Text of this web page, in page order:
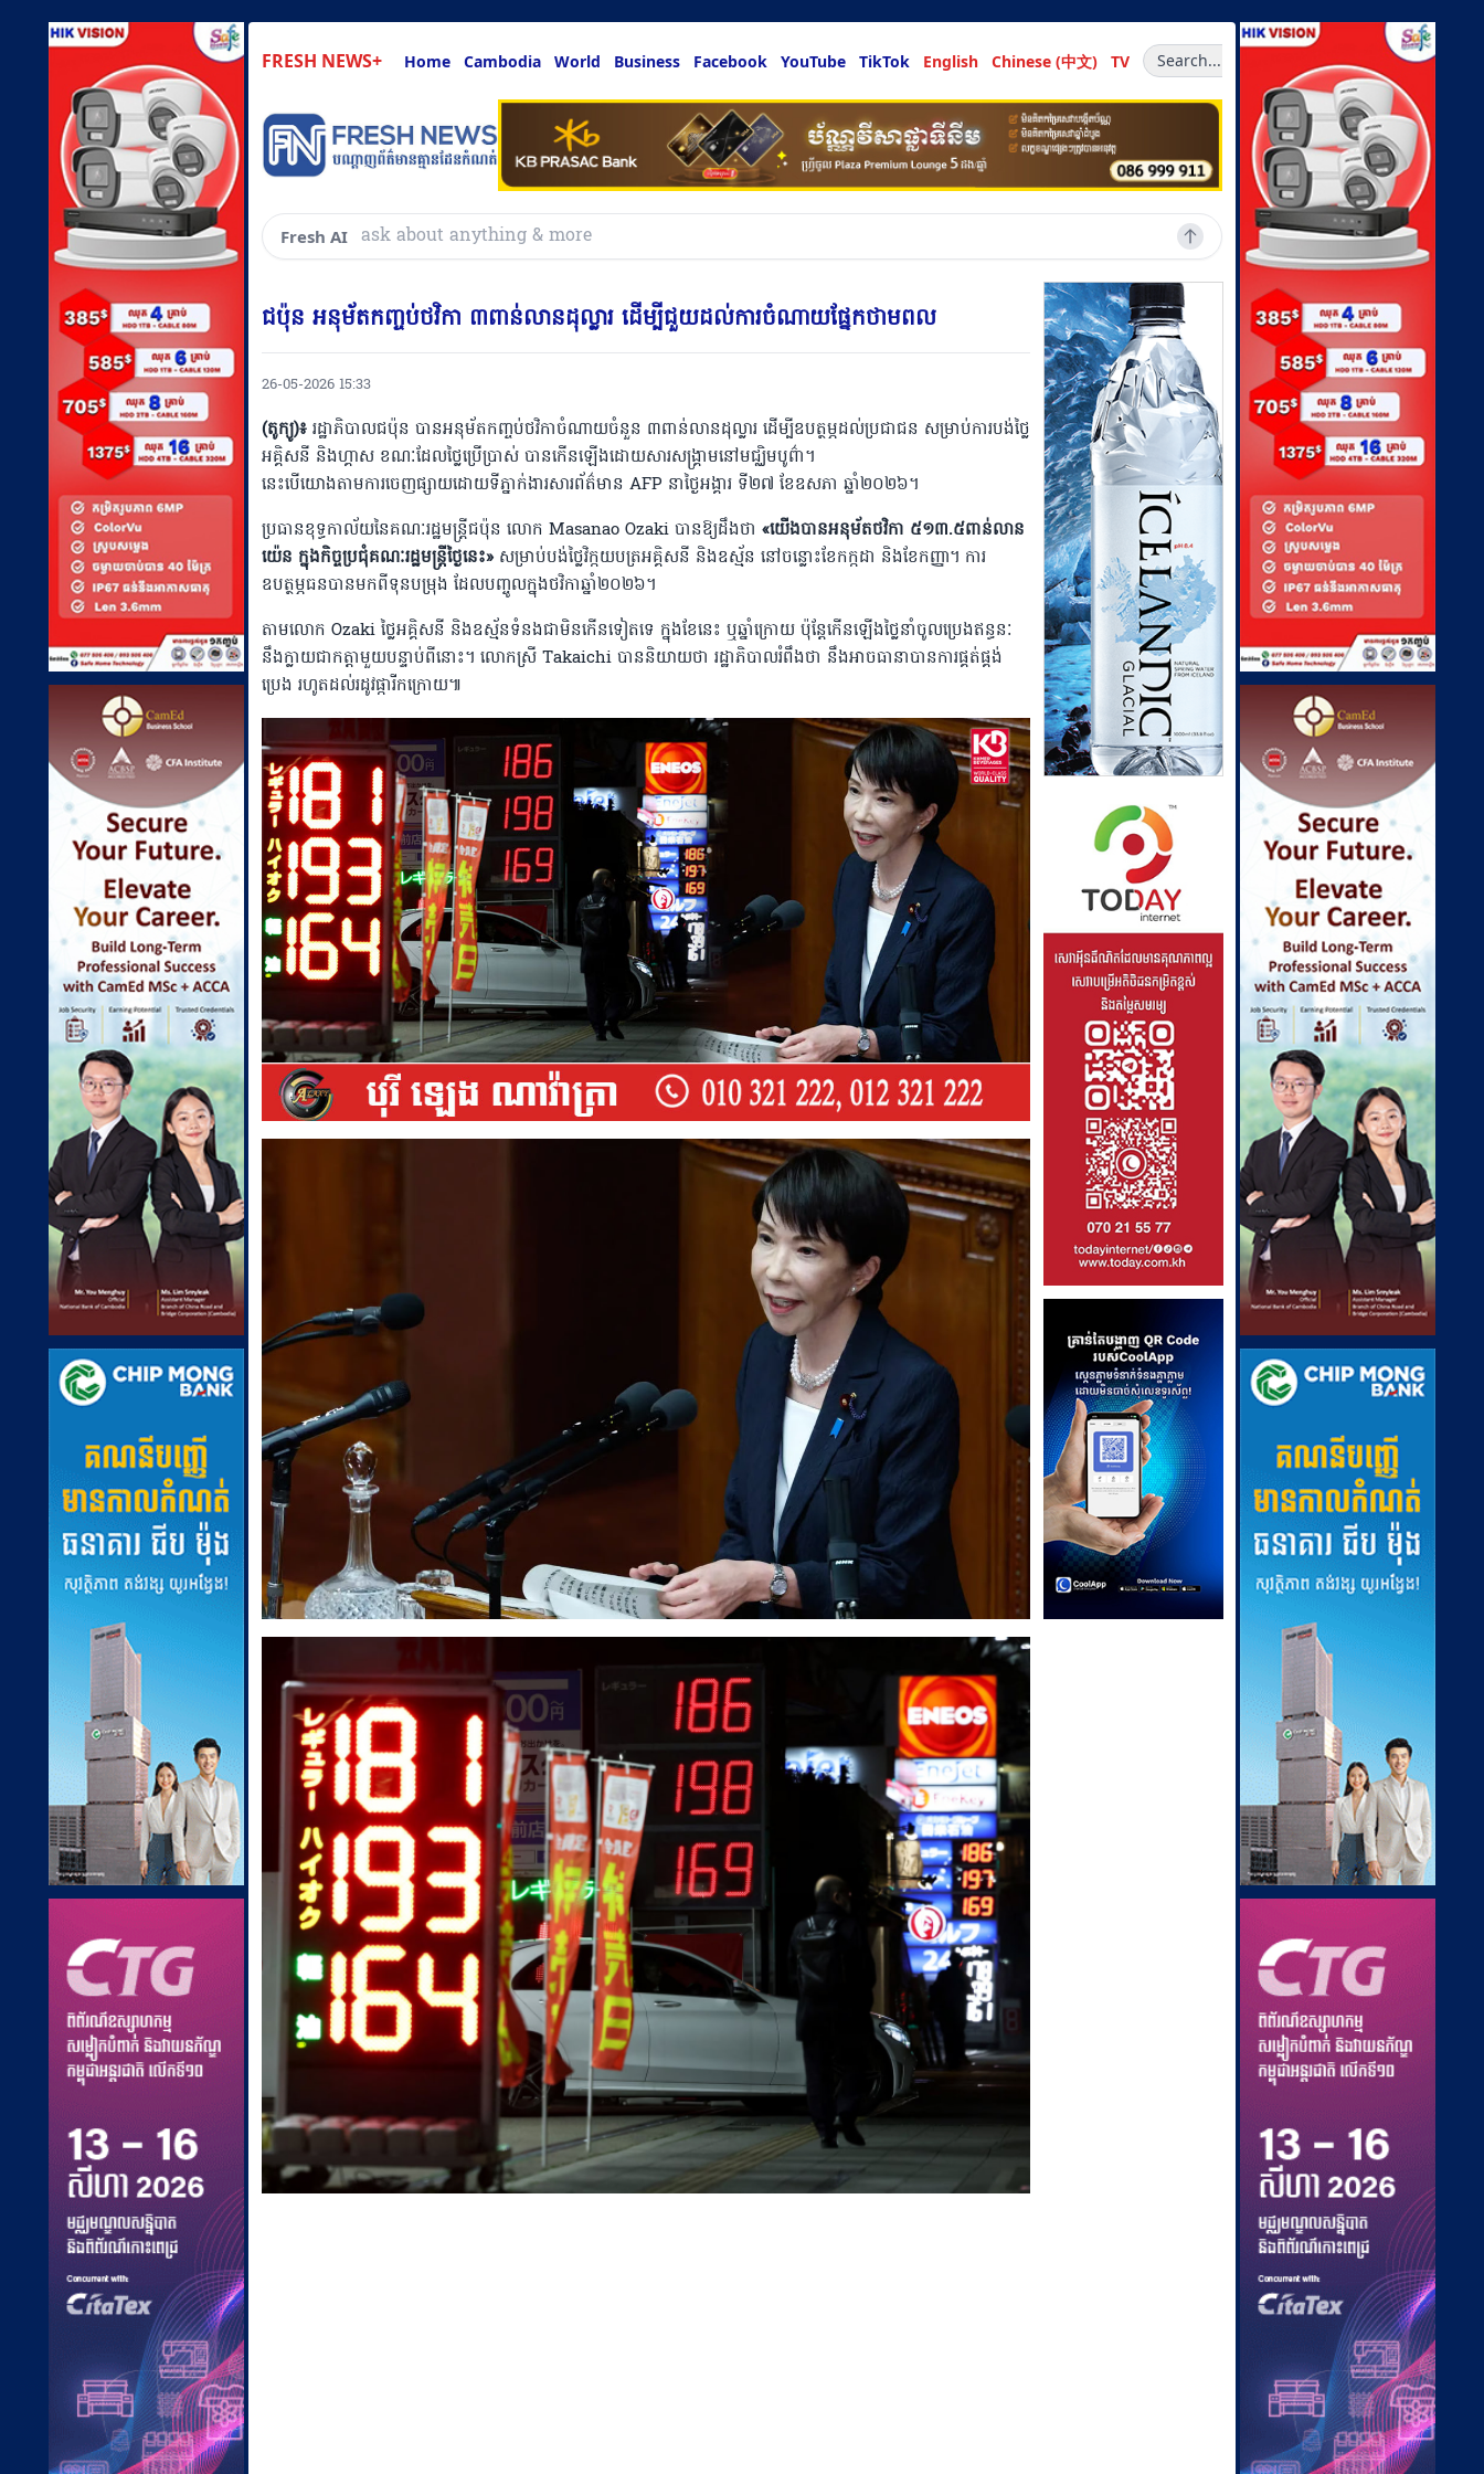
FRESH NEWS+ Home Cambodia World Business Facebook YouTube TikTok English Chinese (中文) TV Search...
Fresh AI ask about anything & more
ជប៉ុន អ​នុម័តកញ្ចប់ថវិកា ៣ពាន់លានដុល្លារ ដើម្បីជួយដល់ការចំណាយផ្នែកថាមពល
26-05-2026 15:33
(តូក្យូ)៖រដ្ឋាភិបាលជប៉ុន បានអនុម័តកញ្ចប់ថវិកាចំណាយចំនួន ៣ពាន់លានដុល្លារ ដើម្បីឧបត្ថម្ភដល់ប្រជាជន សម្រាប់ការបង់ថ្លៃ
អគ្គិសនី និងហ្គាស ខណៈដែលថ្លៃប្រើប្រាស់ បានកើនឡើងដោយសារសង្គ្រាមនៅមជ្ឈិមបូព៌ា។
នេះបើយោងតាមការចេញផ្សាយដោយទីភ្នាក់ងារសារព័ត៌មាន AFP នាថ្ងៃអង្គារ ទី២៧ ខែឧសភា ឆ្នាំ២០២៦។
ប្រធានខុទ្ធកាល័យនៃគណៈរដ្ឋមន្រ្តីជប៉ុន លោក Masanao Ozaki បានឱ្យដឹងថា «យើងបានអនុម័តថវិកា ៥១៣.៥ពាន់លាន
យ៉េន ក្នុងកិច្ចប្រជុំគណៈរដ្ឋមន្ត្រីថ្ងៃនេះ» សម្រាប់បង់ថ្លៃវិក្កយបត្រអគ្គិសនី និងឧស្ម័ន នៅចន្លោះខែកក្កដា និងខែកញ្ញា។ ការ
ឧបត្ថម្ភធនបានមកពីទុនបម្រុង ដែលបញ្ចូលក្នុងថវិកាឆ្នាំ២០២៦។
តាមលោក Ozaki ថ្លៃអគ្គិសនី និងឧស្ម័នទំនងជាមិនកើនទៀតទេ ក្នុងខែនេះ ឬឆ្នាំក្រោយ ប៉ុន្តែកើនឡើងថ្លៃនាំចូលប្រេងឥន្ធនៈ
នឹងក្លាយជាកត្តាមួយបន្ទាប់ពីនោះ។ លោកស្រី Takaichi បាន​និយាយ​ថា រដ្ឋាភិបាល​រំពឹង​ថា​ នឹង​អាច​ធានា​បាន​ការ​ផ្គត់ផ្គង់​
ប្រេង រហូត​ដល់​រដូវ​ផ្ការីក​ក្រោយ៕